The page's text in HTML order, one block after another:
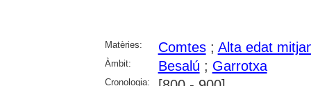
Matèries: Comtes; Alta edat
Àmbit: Besalú ; Garrotxa
Cronologia: